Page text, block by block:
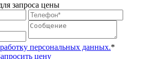
запроса цены
персональных данных.*
цену